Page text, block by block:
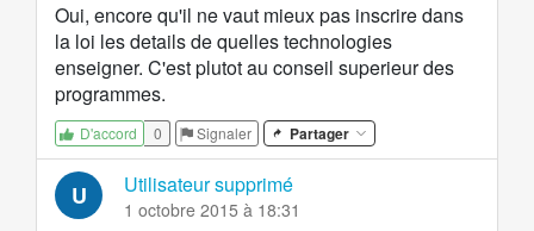
Oui, encore qu'il ne vaut mieux pas inscrire dans
la loi les details de quelles technologies
enseigner. C'est plutot au conseil superieur des
programmes.
D'accord 0 Signaler Partager
U Utilisateur supprimé
1 octobre 2015 à 18:31